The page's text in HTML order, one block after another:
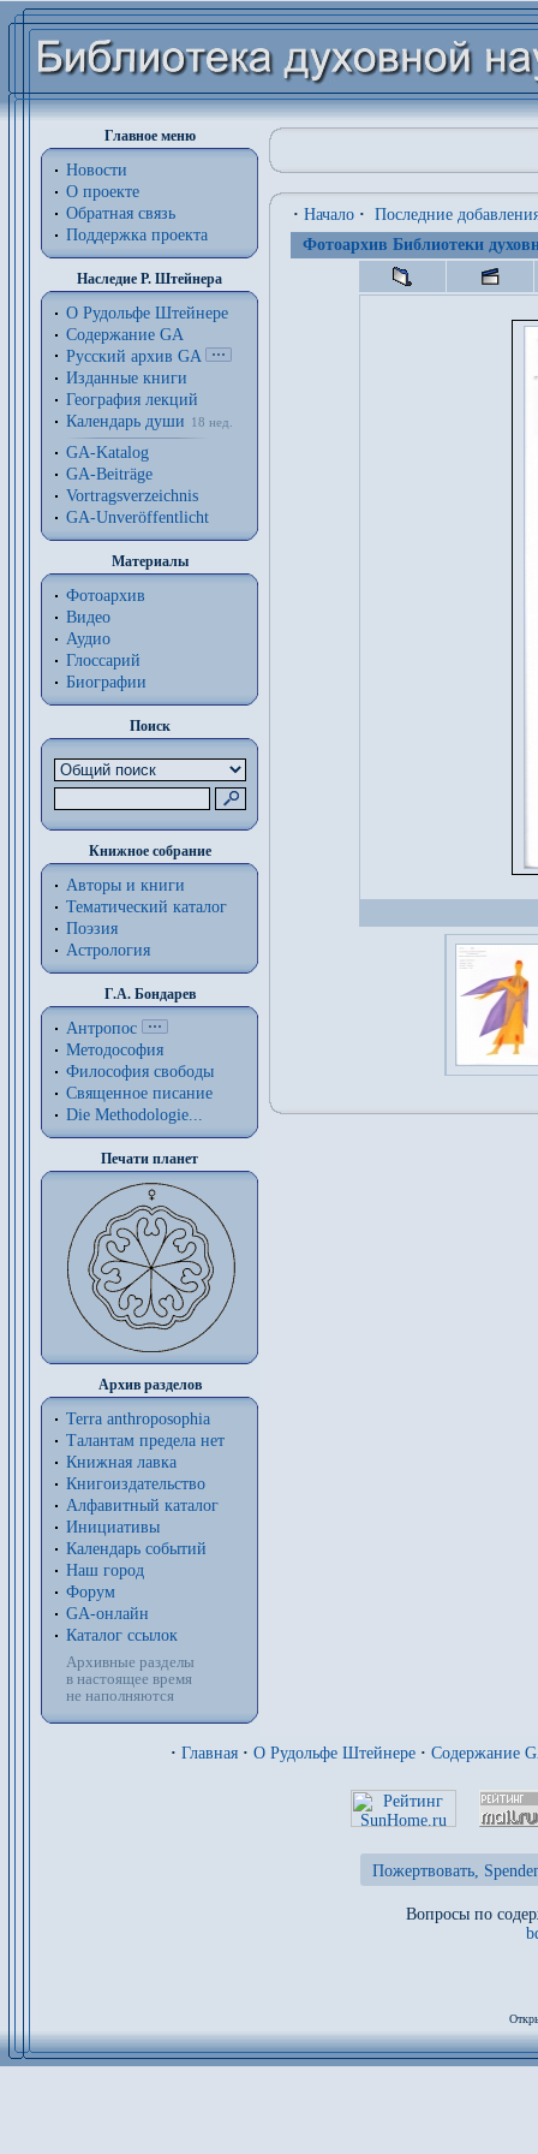
Главное меню
Новости
О проекте
Обратная связь
Поддержка проекта
Наследие Р. Штейнера
О Рудольфе Штейнере
Содержание GA
Русский архив GA
Изданные книги
География лекций
Календарь души
18 нед.
GA-Katalog
GA-Beiträge
Vortragsverzeichnis
GA-Unveröffentlicht
Материалы
Фотоархив
Видео
Аудио
Глоссарий
Биографии
Поиск
Книжное собрание
Авторы и книги
Тематический каталог
Поэзия
Астрология
Г.А. Бондарев
Антропос
Методософия
Философия cвободы
Священное писание
Die Methodologie...
Печати планет
Архив разделов
Terra anthroposophia
Талантам предела нет
Книжная лавка
Книгоиздательство
Алфавитный каталог
Инициативы
Календарь событий
Наш город
Форум
GA-онлайн
Каталог ссылок
Архивные разделы
в настоящее время
не наполняются
· Начало · Последние
Фотоархив Библиотеки
· Главная · О Рудольфе Штейнере · Содержание
Пожертвовать,
Вопросы по